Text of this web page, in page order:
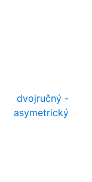
dvojručný -
asymetrický